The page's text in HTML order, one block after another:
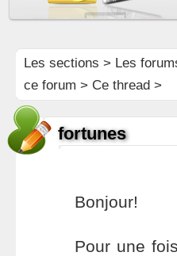
Les sections > Les
ce forum > Ce thread >
fortunes
Bonjour!
Pour une